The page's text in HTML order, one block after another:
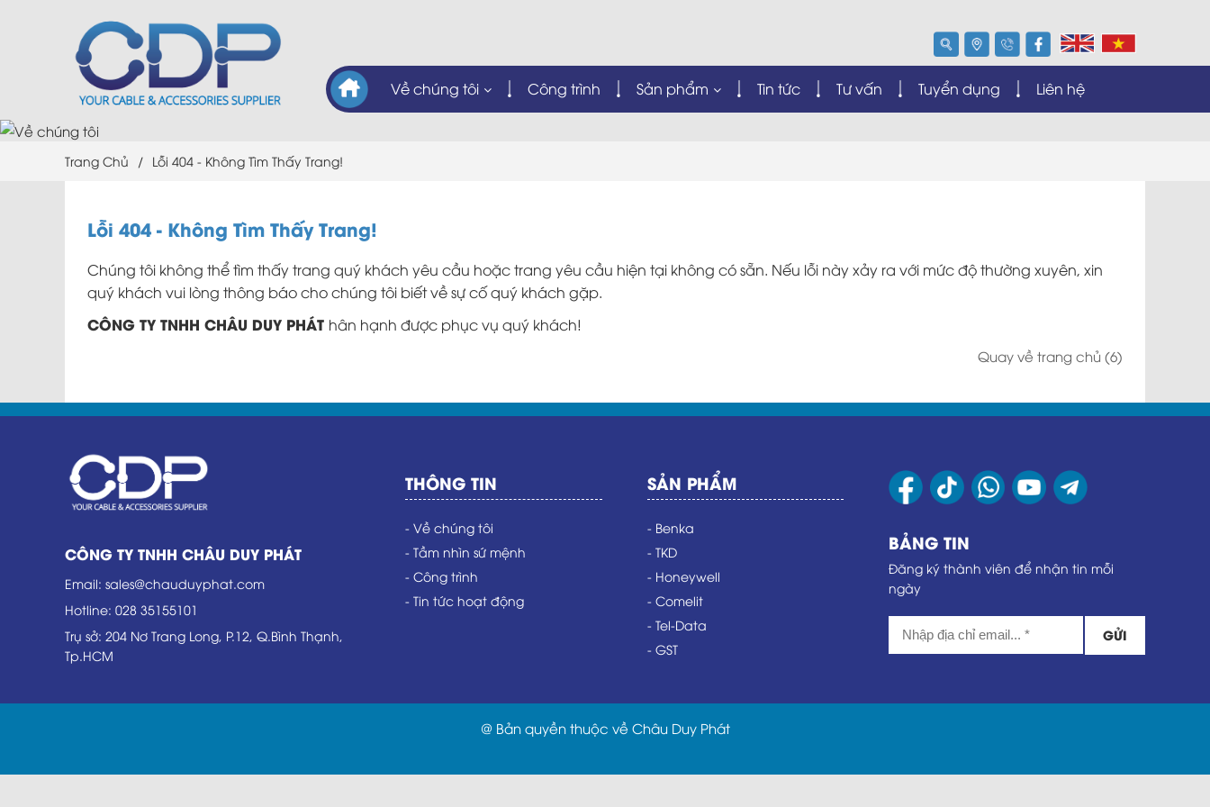
Về chúng tôi Công trình Sản phẩm Tin tức Tư vấn Tuyển dụng Liên hệ
Trang Chủ / Lỗi 404 - Không Tìm Thấy Trang!
Lỗi 404 - Không Tìm Thấy Trang!
Chúng tôi không thể tìm thấy trang quý khách yêu cầu hoặc trang yêu cầu hiện tại không có sẵn. Nếu lỗi này xảy ra với mức độ thường xuyên, xin
quý khách vui lòng thông báo cho chúng tôi biết về sự cố quý khách gặp.
CÔNG TY TNHH CHÂU DUY PHÁT hân hạnh được phục vụ quý khách!
Quay về trang chủ (6)
CÔNG TY TNHH CHÂU DUY PHÁT
Email: sales@chauduyphat.com
Hotline: 028 35155101
Trụ sở: 204 Nơ Trang Long, P.12, Q.Bình Thạnh,
Tp.HCM
THÔNG TIN
- Về chúng tôi
- Tầm nhìn sứ mệnh
- Công trình
- Tin tức hoạt động
SẢN PHẨM
- Benka
- TKD
- Honeywell
- Comelit
- Tel-Data
- GST
BẢNG TIN
Đăng ký thành viên để nhận tin mỗi
ngày
GỬI
@ Bản quyền thuộc về Châu Duy Phát